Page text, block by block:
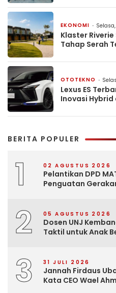
EKONOMI
Klaster
Tahap Serah
OTOTEKNO
Lexus ES
Inovasi
BERITA POPULER
1 02 AGUSTUS 2026
Pelantikan DPD
Penguatan
2 05 AGUSTUS 2026
Dosen UNJ
Taktil untuk Anak
3 31 JULI 2026
Jannah Firdaus
Kata CEO Wael